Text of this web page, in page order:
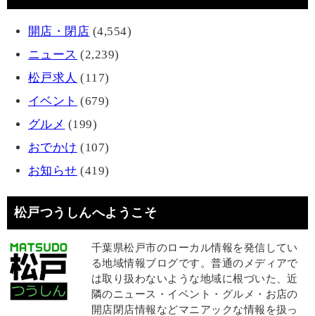
開店・閉店 (4,554)
ニュース (2,239)
松戸求人 (117)
イベント (679)
グルメ (199)
おでかけ (107)
お知らせ (419)
松戸つうしんへようこそ
千葉県松戸市のローカル情報を発信してい
る地域情報ブログです。普通のメディアで
は取り扱わないような地域に根づいた、近
隣のニュース・イベント・グルメ・お店の
開店閉店情報などマニアックな情報を扱っ